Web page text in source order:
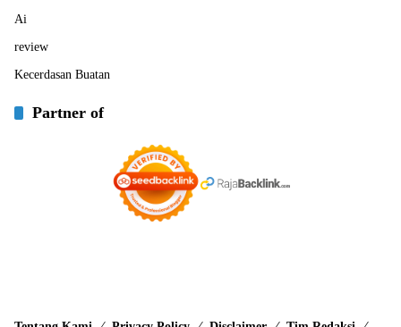
Ai
review
Kecerdasan Buatan
Partner of